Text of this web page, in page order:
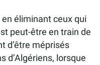
éliminant ceux qui
peut-être en train de
d’être méprisés
d’Algériens, lorsque